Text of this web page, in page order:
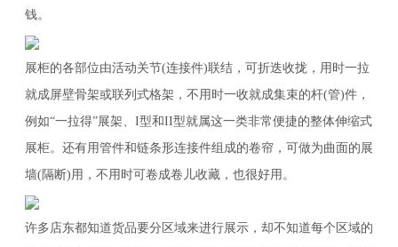
钱。
展柜的各部位由活动关节(连接件)联结，可折迭收拢，用时一拉
就成屏壁骨架或联列式格架，不用时一收就成集束的杆(管)件，
例如“一拉得”展架、I型和II型就属这一类非常便捷的整体伸缩式
展柜。还有用管件和链条形连接件组成的卷帘，可做为曲面的展
墙(隔断)用，不用时可卷成卷儿收藏，也很好用。
许多店东都知道货品要分区域来进行展示，却不知道每个区域的